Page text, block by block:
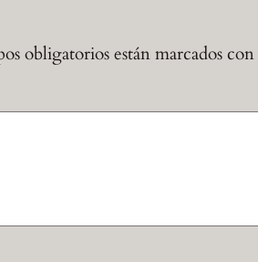
obligatorios están marcados